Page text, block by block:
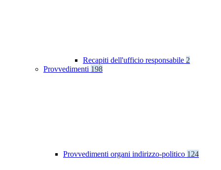
Recapiti dell'ufficio responsabile 2
Provvedimenti 198
Provvedimenti organi indirizzo-politico 124